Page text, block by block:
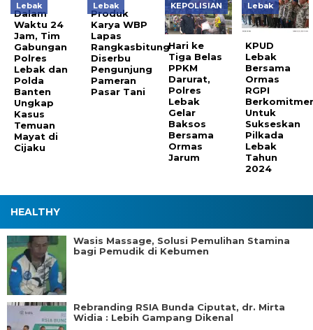
Lebak
Dalam
Waktu 24
Jam, Tim
Gabungan
Polres
Lebak dan
Polda
Banten
Ungkap
Kasus
Temuan
Mayat di
Cijaku
Lebak
Produk
Karya WBP
Lapas
Rangkasbitung
Diserbu
Pengunjung
Pameran
Pasar Tani
KEPOLISIAN
Hari ke
Tiga Belas
PPKM
Darurat,
Polres
Lebak
Gelar
Baksos
Bersama
Ormas
Jarum
Lebak
KPUD
Lebak
Bersama
Ormas
RGPI
Untuk
Sukseskan
Pilkada
Lebak
Tahun
2024
HEALTHY
Wasis Massage, Solusi Pemulihan Stamina
bagi Pemudik di Kebumen
Rebranding RSIA Bunda Ciputat, dr. Mirta
Widia : Lebih Gampang Dikenal